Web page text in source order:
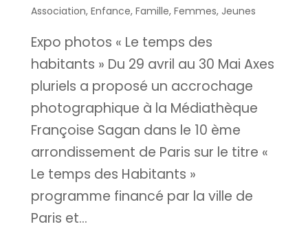
Association, Enfance, Famille, Femmes, Jeunes
Expo photos « Le temps des
habitants » Du 29 avril au 30 Mai Axes
pluriels a proposé un accrochage
photographique à la Médiathèque
Françoise Sagan dans le 10 ème
arrondissement de Paris sur le titre «
Le temps des Habitants »
programme financé par la ville de
Paris et...